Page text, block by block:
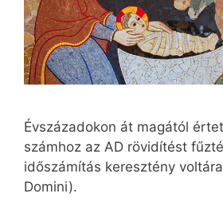
Évszázadokon át magától
számhoz az AD rövidítést
időszámítás keresztény
Domini).